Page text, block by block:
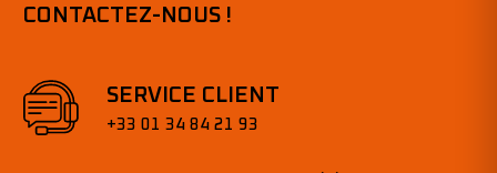
CONTACTEZ-NOUS !
SERVICE CLIENT
+33 01 34 84 21 93